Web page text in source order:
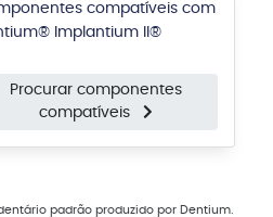
compatíveis com
Implantium II®
Procurar componentes
compatíveis
padrão produzido por Dentium.